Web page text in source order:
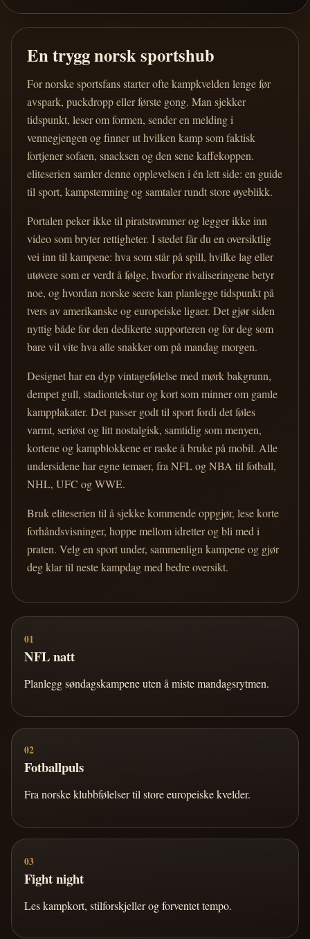
En trygg norsk sportshub
For norske sportsfans starter ofte kampkvelden lenge før
avspark, puckdropp eller første gong. Man sjekker
tidspunkt, leser om formen, sender en melding i
vennegjengen og finner ut hvilken kamp som faktisk
fortjener sofaen, snacksen og den sene kaffekoppen.
eliteserien samler denne opplevelsen i én lett side: en guide
til sport, kampstemning og samtaler rundt store øyeblikk.
Portalen peker ikke til piratstrømmer og legger ikke inn
video som bryter rettigheter. I stedet får du en oversiktlig
vei inn til kampene: hva som står på spill, hvilke lag eller
utøvere som er verdt å følge, hvorfor rivaliseringene betyr
noe, og hvordan norske seere kan planlegge tidspunkt på
tvers av amerikanske og europeiske ligaer. Det gjør siden
nyttig både for den dedikerte supporteren og for deg som
bare vil vite hva alle snakker om på mandag morgen.
Designet har en dyp vintagefølelse med mørk bakgrunn,
dempet gull, stadiontekstur og kort som minner om gamle
kampplakater. Det passer godt til sport fordi det føles
varmt, seriøst og litt nostalgisk, samtidig som menyen,
kortene og kampblokkene er raske å bruke på mobil. Alle
undersidene har egne temaer, fra NFL og NBA til fotball,
NHL, UFC og WWE.
Bruk eliteserien til å sjekke kommende oppgjør, lese korte
forhåndsvisninger, hoppe mellom idretter og bli med i
praten. Velg en sport under, sammenlign kampene og gjør
deg klar til neste kampdag med bedre oversikt.
01
NFL natt
Planlegg søndagskampene uten å miste mandagsrytmen.
02
Fotballpuls
Fra norske klubbfølelser til store europeiske kvelder.
03
Fight night
Les kampkort, stilforskjeller og forventet tempo.